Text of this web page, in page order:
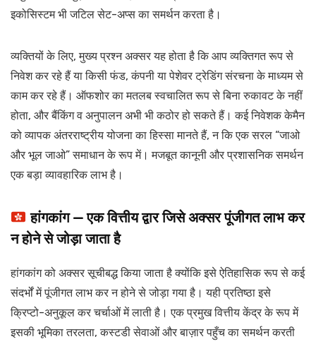
इकोसिस्टम भी जटिल सेट-अप्स का समर्थन करता है।
व्यक्तियों के लिए, मुख्य प्रश्न अक्सर यह होता है कि आप व्यक्तिगत रूप से
निवेश कर रहे हैं या किसी फंड, कंपनी या पेशेवर ट्रेडिंग संरचना के माध्यम से
काम कर रहे हैं। ऑफशोर का मतलब स्वचालित रूप से बिना रुकावट के नहीं
होता, और बैंकिंग व अनुपालन अभी भी कठोर हो सकते हैं। कई निवेशक केमैन
को व्यापक अंतरराष्ट्रीय योजना का हिस्सा मानते हैं, न कि एक सरल “जाओ
और भूल जाओ” समाधान के रूप में। मजबूत कानूनी और प्रशासनिक समर्थन
एक बड़ा व्यावहारिक लाभ है।
हांगकांग — एक वित्तीय द्वार जिसे अक्सर पूंजीगत लाभ कर
न होने से जोड़ा जाता है
हांगकांग को अक्सर सूचीबद्ध किया जाता है क्योंकि इसे ऐतिहासिक रूप से कई
संदर्भों में पूंजीगत लाभ कर न होने से जोड़ा गया है। यही प्रतिष्ठा इसे
क्रिप्टो-अनुकूल कर चर्चाओं में लाती है। एक प्रमुख वित्तीय केंद्र के रूप में
इसकी भूमिका तरलता, कस्टडी सेवाओं और बाज़ार पहुँच का समर्थन करती